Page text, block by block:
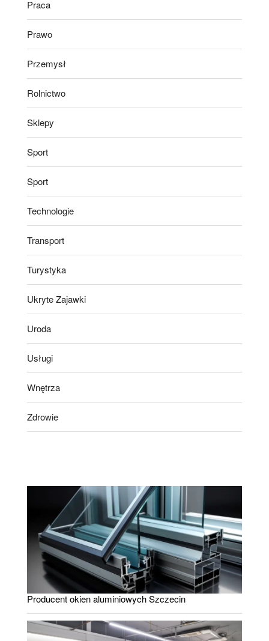
Praca
Prawo
Przemysł
Rolnictwo
Sklepy
Sport
Sport
Technologie
Transport
Turystyka
Ukryte Zajawki
Uroda
Usługi
Wnętrza
Zdrowie
Producent okien aluminiowych Szczecin